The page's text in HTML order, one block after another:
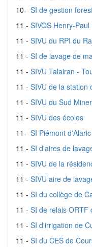
10 - SI de gestion
11 - SIVOS Henry-Paul
11 - SIVU du RPI du
11 - SI de lavage de
11 - SIVU Talairan -
11 - SIVU de la station
11 - SIVU du Sud
11 - SIVU des écoles
11 - SI Piémont d'Alaric
11 - SI d'aires de
11 - SIVU de la
11 - SIVU aire de
11 - SI du collège de
11 - SI de relais ORTF
11 - SI d'irrigation de
11 - SI du CES de